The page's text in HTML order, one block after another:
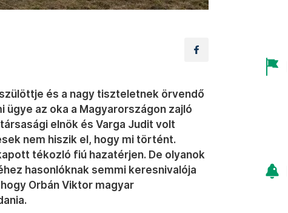
és a nagy tiszteletnek örvendő
ügye az oka a Magyarországon zajló
elnök és Varga Judit volt
nem hiszik el, hogy mi történt.
tékozló fiú hazatérjen. De olyanok
hasonlóknak semmi keresnivalója
Orbán Viktor magyar